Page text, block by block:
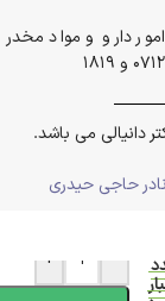
دارو و مواد مخدر
دانیالی می باشد.
نادر حاجی حیدری
+